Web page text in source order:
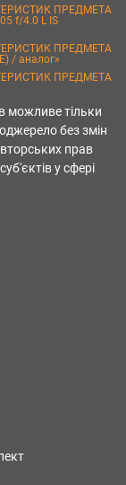
ПРЕДМЕТА
f/4.0 L IS
ПРЕДМЕТА
/ аналог»
ПРЕДМЕТА
можливе тільки
без змін
прав
у сфері